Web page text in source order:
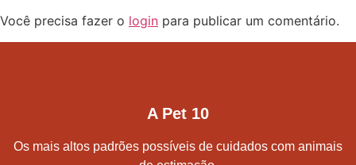
Você precisa fazer o login para publicar um comentário.
A Pet 10
Os mais altos padrões possíveis de cuidados com animais